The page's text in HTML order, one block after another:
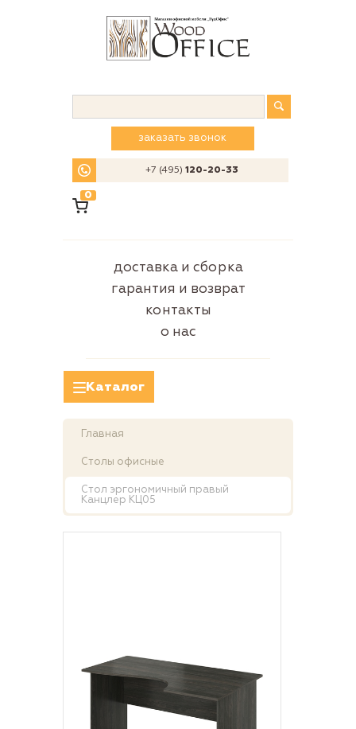
заказать звонок
+7 (495)120-20-33
0
доставка и сборка
гарантия и возврат
контакты
о нас
Каталог
Главная
Столы офисные
Стол эргономичный правый
Канцлер КЦ05